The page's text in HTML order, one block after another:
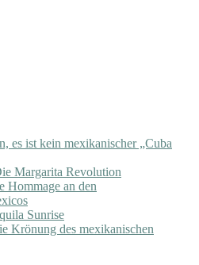
es ist kein mexikanischer „Cuba
Margarita Revolution
Hommage an den
Sunrise
Krönung des mexikanischen